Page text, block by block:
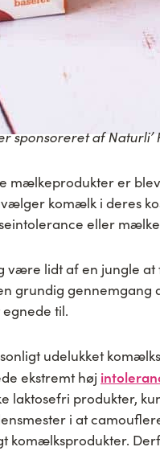
sponsoreret af Naturli’
mælkeprodukter er
komælk i deres
eller
være lidt af en jungle
grundig gennemgang
til.
udelukket
ekstremt høj
laktosefri produkter,
i at
komælksprodukter.